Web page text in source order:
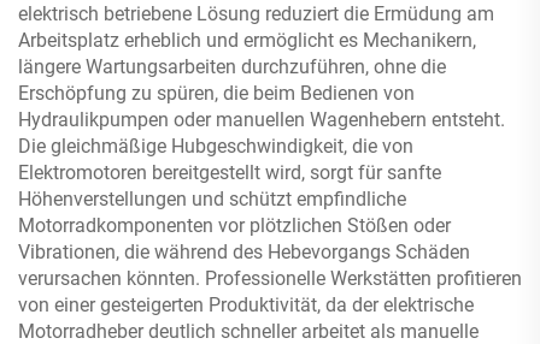
elektrisch betriebene Lösung reduziert die Ermüdung am
Arbeitsplatz erheblich und ermöglicht es Mechanikern,
längere Wartungsarbeiten durchzuführen, ohne die
Erschöpfung zu spüren, die beim Bedienen von
Hydraulikpumpen oder manuellen Wagenhebern entsteht.
Die gleichmäßige Hubgeschwindigkeit, die von
Elektromotoren bereitgestellt wird, sorgt für sanfte
Höhenverstellungen und schützt empfindliche
Motorradkomponenten vor plötzlichen Stößen oder
Vibrationen, die während des Hebevorgangs Schäden
verursachen könnten. Professionelle Werkstätten profitieren
von einer gesteigerten Produktivität, da der elektrische
Motorradheber deutlich schneller arbeitet als manuelle